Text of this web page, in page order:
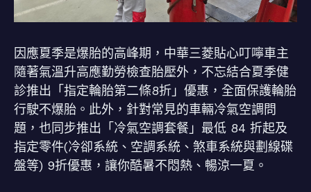
因應夏季是爆胎的高峰期，中華三菱貼心叮嚀車主
隨著氣溫升高應勤勞檢查胎壓外，不忘結合夏季健
診推出「指定輪胎第二條8折」優惠，全面保護輪胎
行駛不爆胎。此外，針對常見的車輛冷氣空調問
題，也同步推出「冷氣空調套餐」最低 84 折起及
指定零件(冷卻系統、空調系統、煞車系統與劃線碟
盤等) 9折優惠，讓你酷暑不悶熱、暢涼一夏。